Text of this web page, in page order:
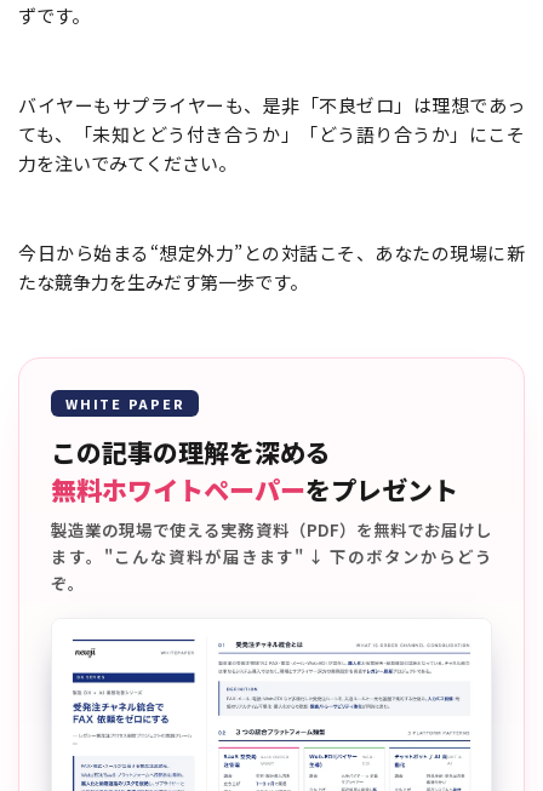
ずです。
バイヤーもサプライヤーも、是非「不良ゼロ」は理想であっ
ても、「未知とどう付き合うか」「どう語り合うか」にこそ
力を注いでみてください。
今日から始まる“想定外力”との対話こそ、あなたの現場に新
たな競争力を生みだす第一歩です。
WHITE PAPER
この記事の理解を深める
無料ホワイトペーパーをプレゼント
製造業の現場で使える実務資料（PDF）を無料でお届けし
ます。"こんな資料が届きます" ↓ 下のボタンからどう
ぞ。